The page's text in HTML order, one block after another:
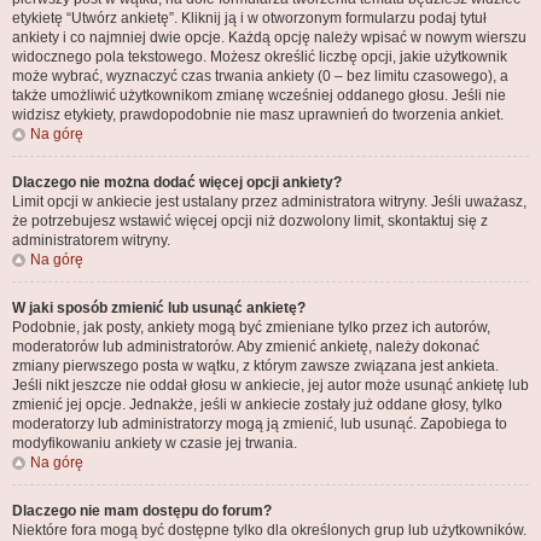
etykietę “Utwórz ankietę”. Kliknij ją i w otworzonym formularzu podaj tytuł
ankiety i co najmniej dwie opcje. Każdą opcję należy wpisać w nowym wierszu
widocznego pola tekstowego. Możesz określić liczbę opcji, jakie użytkownik
może wybrać, wyznaczyć czas trwania ankiety (0 – bez limitu czasowego), a
także umożliwić użytkownikom zmianę wcześniej oddanego głosu. Jeśli nie
widzisz etykiety, prawdopodobnie nie masz uprawnień do tworzenia ankiet.
Na górę
Dlaczego nie można dodać więcej opcji ankiety?
Limit opcji w ankiecie jest ustalany przez administratora witryny. Jeśli uważasz,
że potrzebujesz wstawić więcej opcji niż dozwolony limit, skontaktuj się z
administratorem witryny.
Na górę
W jaki sposób zmienić lub usunąć ankietę?
Podobnie, jak posty, ankiety mogą być zmieniane tylko przez ich autorów,
moderatorów lub administratorów. Aby zmienić ankietę, należy dokonać
zmiany pierwszego posta w wątku, z którym zawsze związana jest ankieta.
Jeśli nikt jeszcze nie oddał głosu w ankiecie, jej autor może usunąć ankietę lub
zmienić jej opcje. Jednakże, jeśli w ankiecie zostały już oddane głosy, tylko
moderatorzy lub administratorzy mogą ją zmienić, lub usunąć. Zapobiega to
modyfikowaniu ankiety w czasie jej trwania.
Na górę
Dlaczego nie mam dostępu do forum?
Niektóre fora mogą być dostępne tylko dla określonych grup lub użytkowników.